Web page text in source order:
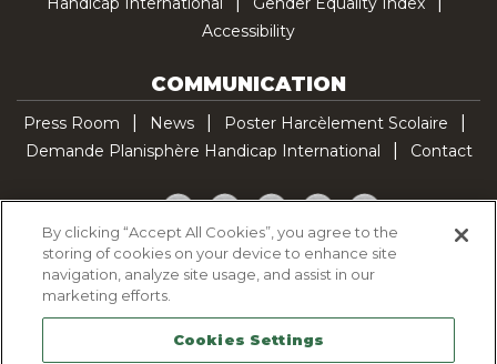
Accessibility
COMMUNICATION
Press Room News
Poster Harcèlement Scolaire
Demande Planisphère Handicap International
Contact
Facebook
TwitterYouTubePinterestTikTok
Cookie Policy
Legal Notice
Sitemap
By clicking “Accept All Cookies”, you agree to the
storing of cookies on your device to enhance site
navigation, analyze site usage, and assist in our
marketing efforts.
Cookies Settings